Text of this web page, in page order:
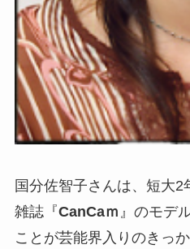
国分佐智子さんは、短大
雑誌『CanCaｍ 』のモデ
ことが芸能界入りのきっ